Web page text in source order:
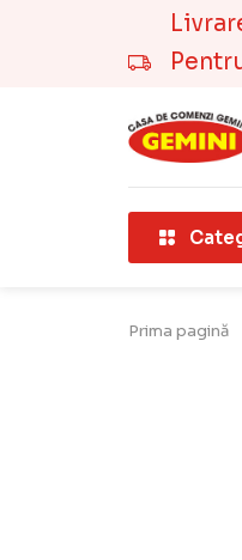
Prima pagină